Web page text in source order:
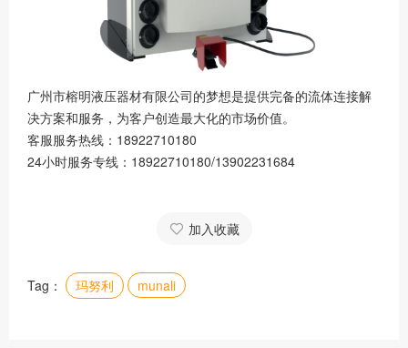
广州市榕明液压器材有限公司的梦想是提供完备的流体连接解
决方案和服务，为客户创造最大化的市场价值。
客服服务热线：18922710180
24小时服务专线：18922710180/13902231684
加入收藏
Tag： 玛努利 munali